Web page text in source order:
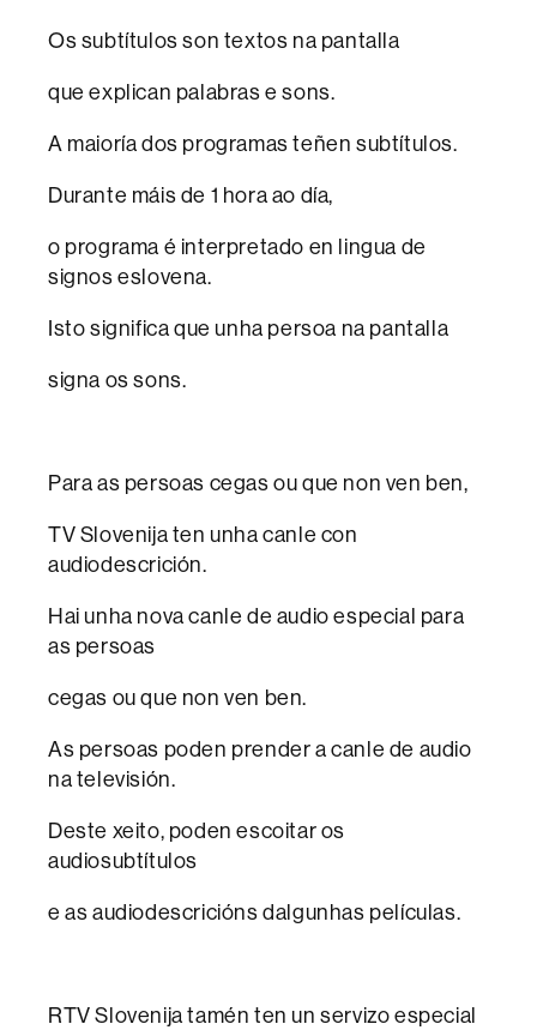
Os subtítulos son textos na pantalla
que explican palabras e sons.
A maioría dos programas teñen subtítulos.
Durante máis de 1 hora ao día,
o programa é interpretado en lingua de
signos eslovena.
Isto significa que unha persoa na pantalla
signa os sons.
Para as persoas cegas ou que non ven ben,
TV Slovenija ten unha canle con
audiodescrición.
Hai unha nova canle de audio especial para
as persoas
cegas ou que non ven ben.
As persoas poden prender a canle de audio
na televisión.
Deste xeito, poden escoitar os
audiosubtítulos
e as audiodescricións dalgunhas películas.
RTV Slovenija tamén ten un servizo especial